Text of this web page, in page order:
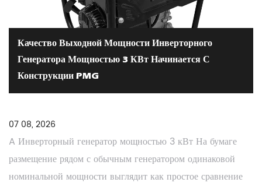
Качество Выходной Мощности Инверторного
Генератора Мощностью 3 КВт Начинается С
Конструкции PMG
07 08, 2026
A Инверторный генератор мощностью 3 кВт На бумаге
размещение рядом с обычным генератором одинаковой
номинальной мощности выглядит как простое сравнение